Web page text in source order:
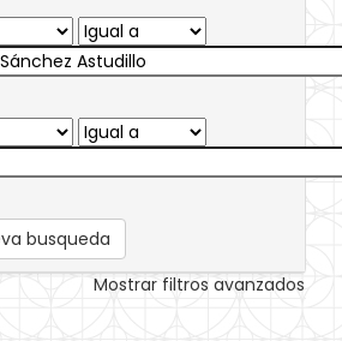
busqueda
Mostrar filtros avanzados